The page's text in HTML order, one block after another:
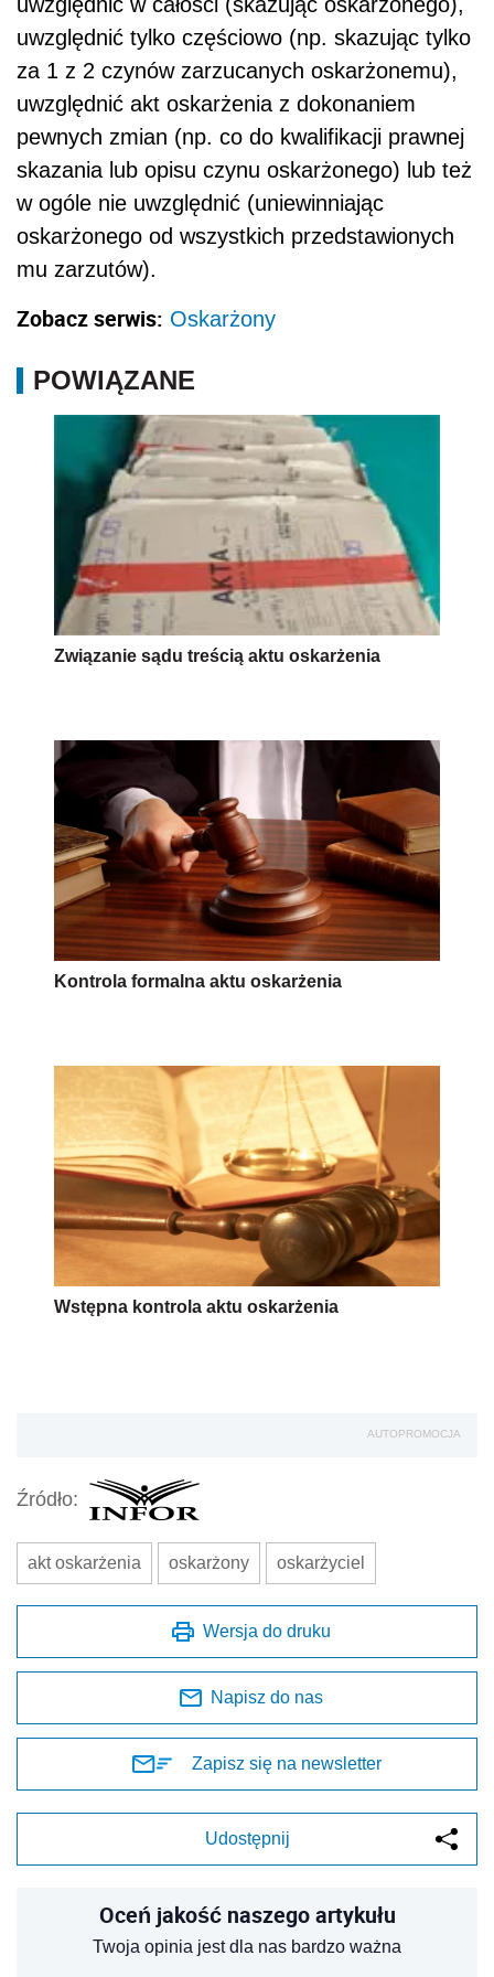
uwzględnić tylko częściowo (np. skazując tylko
za 1 z 2 czynów zarzucanych oskarżonemu),
uwzględnić akt oskarżenia z dokonaniem
pewnych zmian (np. co do kwalifikacji prawnej
skazania lub opisu czynu oskarżonego) lub też
w ogóle nie uwzględnić (uniewinniając
oskarżonego od wszystkich przedstawionych
mu zarzutów).
Zobacz serwis: Oskarżony
POWIĄZANE
Związanie sądu treścią aktu oskarżenia
Kontrola formalna aktu oskarżenia
Wstępna kontrola aktu oskarżenia
AUTOPROMOCJA
Źródło:
akt oskarżenia oskarżony oskarżyciel
Wersja do druku
Napisz do nas
Zapisz się na newsletter
Udostępnij
Oceń jakość naszego artykułu
Twoja opinia jest dla nas bardzo ważna